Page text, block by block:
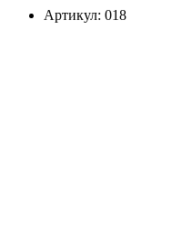
Артикул: 018